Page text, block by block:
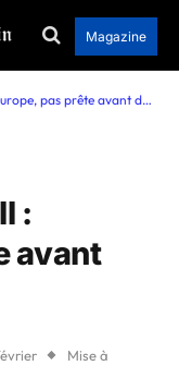
Magazine
pas prête avant dix ans
:
avant
Mise à